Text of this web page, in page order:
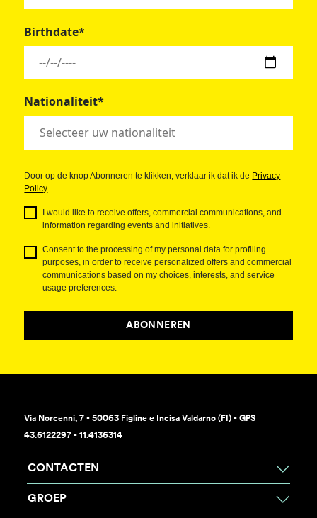
Birthdate*
Nationaliteit*
Door op de knop Abonneren te klikken, verklaar ik dat ik de Privacy
Policy
I would like to receive offers, commercial communications, and
information regarding events and initiatives.
Consent to the processing of my personal data for profiling
purposes, in order to receive personalized offers and commercial
communications based on my choices, interests, and service
usage preferences.
ABONNEREN
Via Norcenni, 7 - 50063 Figline e Incisa Valdarno (FI) - GPS
43.6122297 - 11.4136314
CONTACTEN
GROEP